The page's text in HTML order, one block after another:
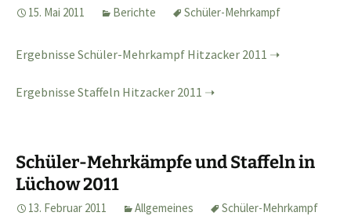
15. Mai 2011 Berichte Schüler-Mehrkampf
Ergebnisse Schüler-Mehrkampf Hitzacker 2011
Ergebnisse Staffeln Hitzacker 2011
Schüler-Mehrkämpfe und Staffeln in
Lüchow 2011
13. Februar 2011 Allgemeines Schüler-Mehrkampf